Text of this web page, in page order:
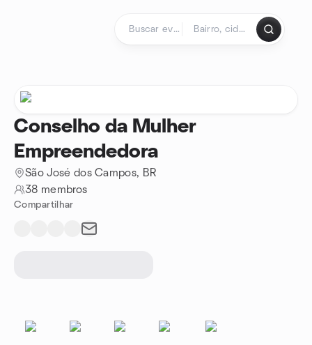
Conselho da Mulher
Empreendedora
São José dos Campos, BR
38 membros
Compartilhar